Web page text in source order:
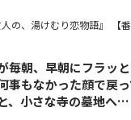
の、湯けむり恋物語』
【
毎朝、早朝にフラッ
事もなかった顔で戻
、小さな寺の墓地へ…